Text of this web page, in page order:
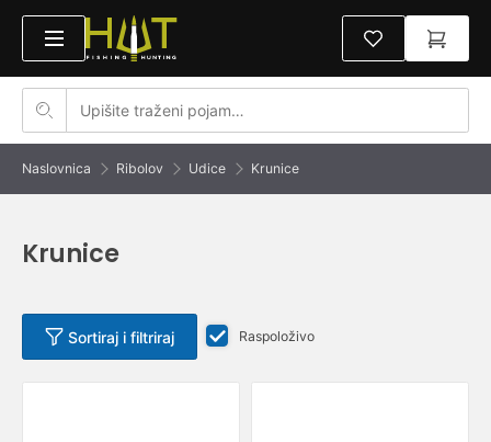
Naslovnica Ribolov Udice Krunice
Krunice
Sortiraj i filtriraj Raspoloživo